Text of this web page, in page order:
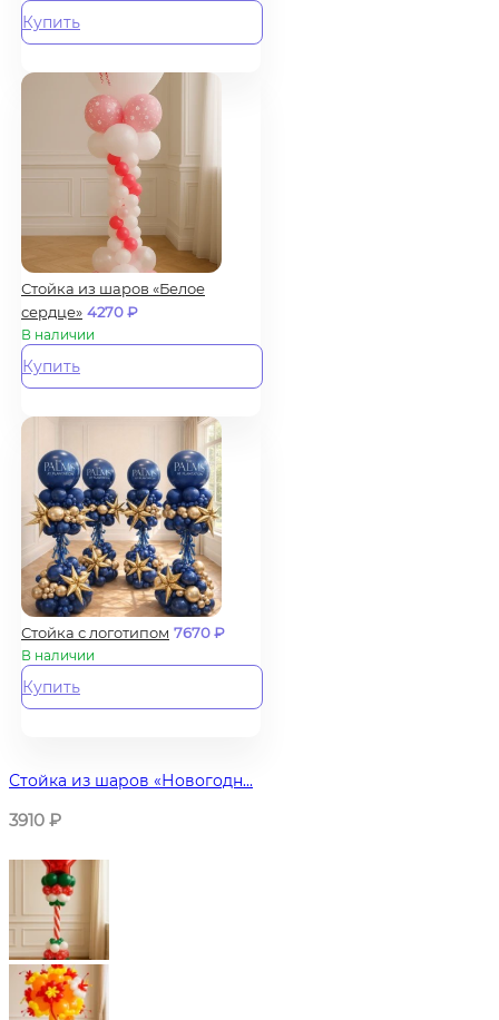
Купить
Стойка из шаров «Белое
сердце» 4270₽
В наличии
Купить
Стойка с логотипом 7670₽
В наличии
Купить
Стойка из шаров «Новогодн...
3910 ₽